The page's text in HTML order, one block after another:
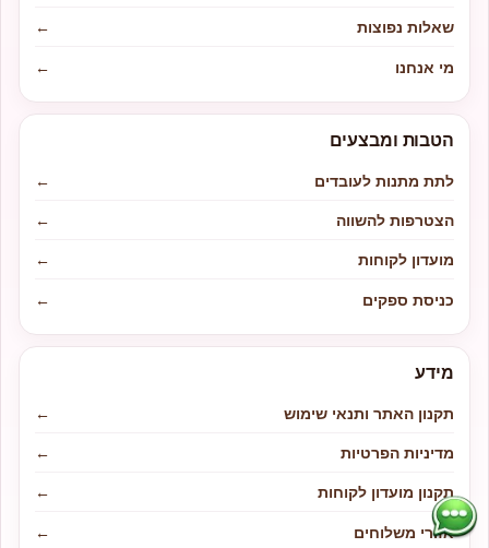
שאלות נפוצות
←
מי אנחנו
←
הטבות ומבצעים
לתת מתנות לעובדים
←
הצטרפות להשווה
←
מועדון לקוחות
←
כניסת ספקים
←
מידע
תקנון האתר ותנאי שימוש
←
מדיניות הפרטיות
←
תקנון מועדון לקוחות
←
אזורי משלוחים
←